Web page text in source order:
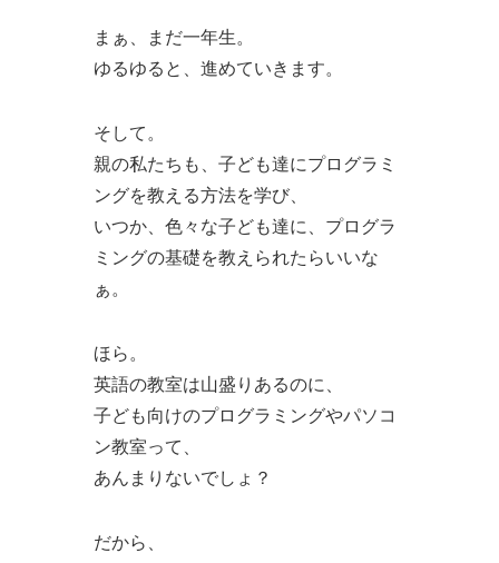
まぁ、まだ一年生。
ゆるゆると、進めていきます。
そして。
親の私たちも、子ども達にプログラミ
ングを教える方法を学び、
いつか、色々な子ども達に、プログラ
ミングの基礎を教えられたらいいな
ぁ。
ほら。
英語の教室は山盛りあるのに、
子ども向けのプログラミングやパソコ
ン教室って、
あんまりないでしょ？
だから、